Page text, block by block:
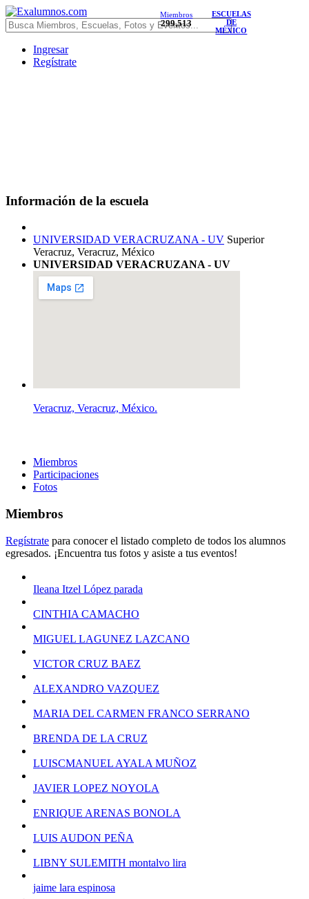
Miembros
299,513
ESCUELAS
DE
MÉXICO
Ingresar
Regístrate
Información de la escuela
UNIVERSIDAD VERACRUZANA - UV Superior
Veracruz, Veracruz, México
UNIVERSIDAD VERACRUZANA - UV
Veracruz, Veracruz, México.
Miembros
Participaciones
Fotos
Miembros
Regístrate para conocer el listado completo de todos los alumnos
egresados. ¡Encuentra tus fotos y asiste a tus eventos!
Ileana Itzel López parada
CINTHIA CAMACHO
MIGUEL LAGUNEZ LAZCANO
VICTOR CRUZ BAEZ
ALEXANDRO VAZQUEZ
MARIA DEL CARMEN FRANCO SERRANO
BRENDA DE LA CRUZ
LUISCMANUEL AYALA MUÑOZ
JAVIER LOPEZ NOYOLA
ENRIQUE ARENAS BONOLA
LUIS AUDON PEÑA
LIBNY SULEMITH montalvo lira
jaime lara espinosa